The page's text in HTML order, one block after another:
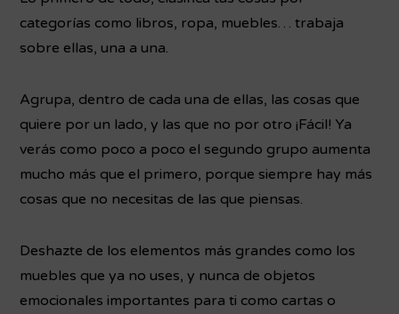
categorías como libros, ropa, muebles… trabaja
sobre ellas, una a una.
Agrupa, dentro de cada una de ellas, las cosas que
quiere por un lado, y las que no por otro ¡Fácil! Ya
verás como poco a poco el segundo grupo aumenta
mucho más que el primero, porque siempre hay más
cosas que no necesitas de las que piensas.
Deshazte de los elementos más grandes como los
muebles que ya no uses, y nunca de objetos
emocionales importantes para ti como cartas o